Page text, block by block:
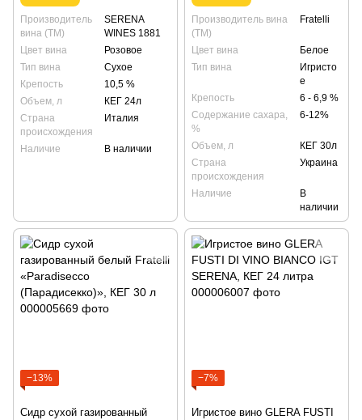
Производитель
вина (ТМ)
SERENA
WINES 1881
Цвет вина
Розовое
Тип вина
Сухое
Крепость
10,5 %
Объем, л
КЕГ 24л
Страна
происхождения
Италия
Наличие В наличии
Производитель вина
(ТМ)
Fratelli
Цвет вина
Белое
Тип вина
Игристо
е
Крепость
6 - 6,9 %
Содержание сахара,
%
6-12%
Объем, л
КЕГ 30л
Страна
происхождения
Украина
Наличие
В
наличии
−13%
Сидр сухой газированный
−7%
Игристое вино GLERA FUSTI